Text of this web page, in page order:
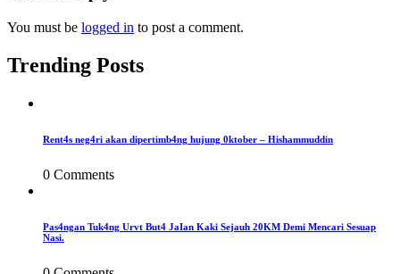
You must be logged in to post a comment.
Trending Posts
Rent4s neg4ri akan dipertimb4ng hujung 0ktober – Hishammuddin
0 Comments
Pas4ngan Tuk4ng Urvt But4 JaIan Kaki Sejauh 20KM Demi Mencari Sesuap
Nasi.